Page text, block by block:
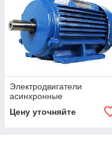
Электродвигатели
асинхронные
Цену уточняйте